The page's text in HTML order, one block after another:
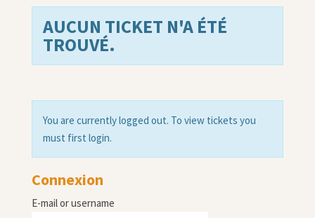
AUCUN TICKET N'A ÉTÉ
TROUVÉ.
You are currently logged out. To view tickets you
must first login.
Connexion
E-mail or username